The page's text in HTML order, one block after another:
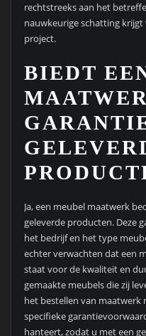
rechtstreeks aan het
nauwkeurige schatting
project.
BIEDT
Ja, een meubel maatwerk
geleverde producten. Deze
het bedrijf en het type
echter verwachten dat een
staat voor de kwaliteit en
gemaakte meubels die zij
het bestellen van maatwerk
specifieke
hanteert, zodat u met een